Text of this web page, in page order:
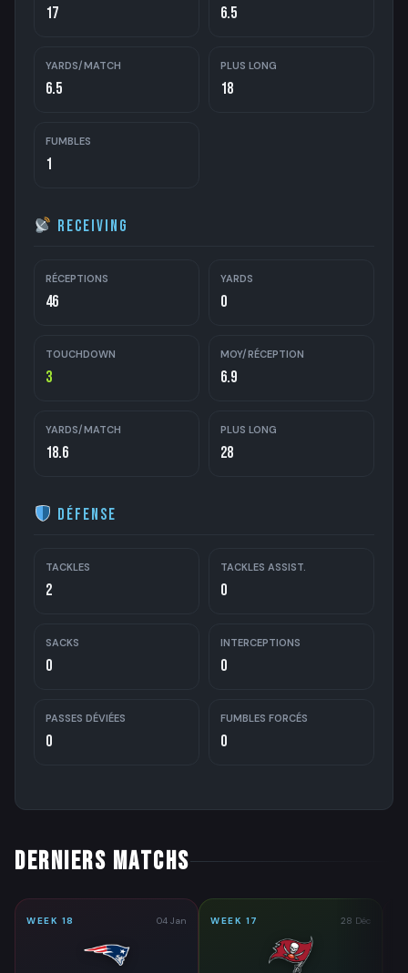
17 6.5
YARDS/MATCH
6.5
PLUS LONG
18
FUMBLES
1
Receiving
RÉCEPTIONS
46
YARDS
0
TOUCHDOWN
3
MOY/RÉCEPTION
6.9
YARDS/MATCH
18.6
PLUS LONG
28
Défense
TACKLES
2
TACKLES ASSIST.
0
SACKS
0
INTERCEPTIONS
0
PASSES DÉVIÉES
0
FUMBLES FORCÉS
0
DERNIERS MATCHS
WEEK 18 04 Jan WEEK 17 28 Déc